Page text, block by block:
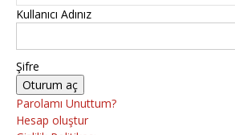
Kullanıcı Adınız
Şifre
Parolamı Unuttum?
Hesap oluştur